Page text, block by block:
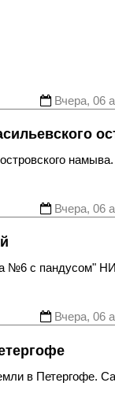
Вчера, 06
намыва.
Вчера, 06
№6 с пандусом"
Вчера, 06
в Петергофе.